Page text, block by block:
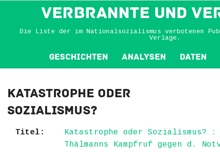
VERBRANNTE und
Die Liste der im Nationalsozialismus verbotenen
Verlage.
Geschichten Analysen Daten
Katastrophe oder
Sozialismus?
Titel:
Katastrophe oder Sozialismus?
Thälmanns Kampfruf gegen d.